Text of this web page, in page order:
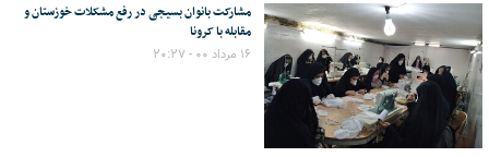
مشارکت بانوان بسیجی در رفع مشکلات خوزستان و
مقابله با کرونا
۱۶ مرداد ۰۰ - ۲۰:۲۷